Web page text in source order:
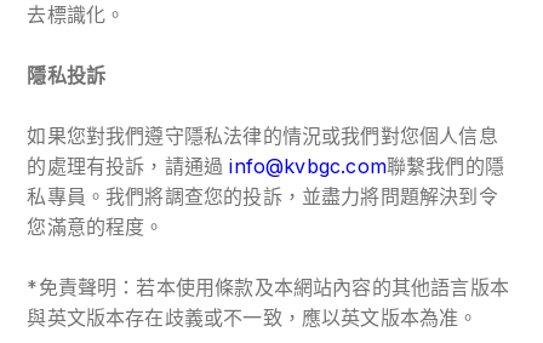
去標識化。
隱私投訴
如果您對我們遵守隱私法律的情況或我們對您個人信息
的處理有投訴，請通過 info@kvbgc.com聯繫我們的隱
私專員。我們將調查您的投訴，並盡力將問題解決到令
您滿意的程度。
*免責聲明：若本使用條款及本網站內容的其他語言版本
與英文版本存在歧義或不一致，應以英文版本為准。